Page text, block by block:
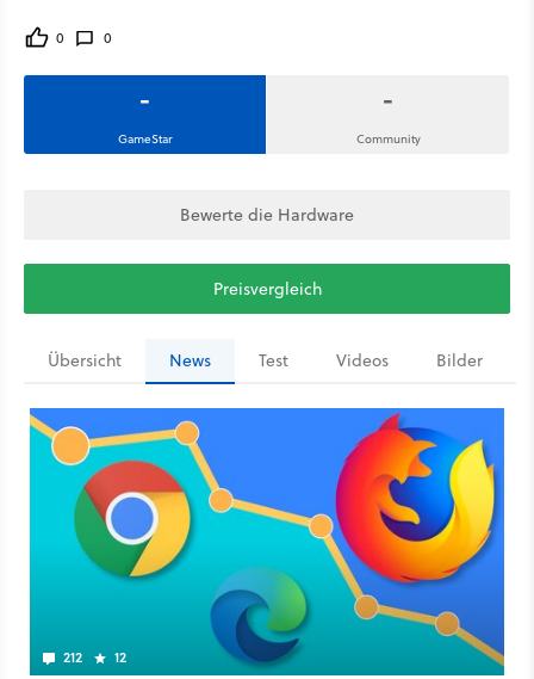
0 0
-
GameStar
-
Community
Bewerte die Hardware
Preisvergleich
Übersicht News Test Videos Bilder
212 12